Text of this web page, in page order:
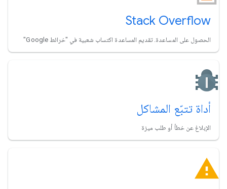
Stack Overflow
الحصول على المساعدة. تقديم المساعدة اكتساب شعبية في "خرائط Google"
أداة تتبّع المشاكل
الإبلاغ عن خطأ أو طلب ميزة